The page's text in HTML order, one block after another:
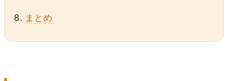
まとめ